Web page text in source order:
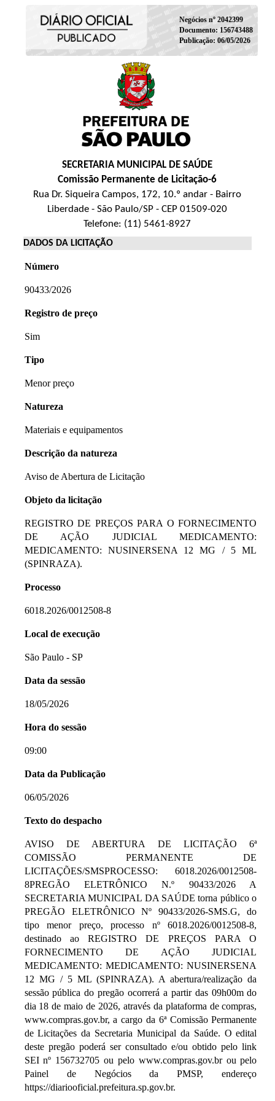
Negócios nº 2042399
Documento: 156743488
Publicação: 06/05/2026
SECRETARIA MUNICIPAL DE SAÚDE
Comissão Permanente de Licitação-6
Rua Dr. Siqueira Campos, 172, 10.º andar - Bairro
Liberdade - São Paulo/SP - CEP 01509-020
Telefone: (11) 5461-8927
DADOS DA LICITAÇÃO
Número
90433/2026
Registro de preço
Sim
Tipo
Menor preço
Natureza
Materiais e equipamentos
Descrição da natureza
Aviso de Abertura de Licitação
Objeto da licitação
REGISTRO DE PREÇOS PARA O FORNECIMENTO
DE AÇÃO JUDICIAL MEDICAMENTO:
MEDICAMENTO: NUSINERSENA 12 MG / 5 ML
(SPINRAZA).
Processo
6018.2026/0012508-8
Local de execução
São Paulo - SP
Data da sessão
18/05/2026
Hora do sessão
09:00
Data da Publicação
06/05/2026
Texto do despacho
AVISO DE ABERTURA DE LICITAÇÃO 6ª
COMISSÃO PERMANENTE DE
LICITAÇÕES/SMSPROCESSO: 6018.2026/0012508-
8PREGÃO ELETRÔNICO N.º 90433/2026 A
SECRETARIA MUNICIPAL DA SAÚDE torna público o
PREGÃO ELETRÔNICO Nº 90433/2026-SMS.G, do
tipo menor preço, processo nº 6018.2026/0012508-8,
destinado ao REGISTRO DE PREÇOS PARA O
FORNECIMENTO DE AÇÃO JUDICIAL
MEDICAMENTO: MEDICAMENTO: NUSINERSENA
12 MG / 5 ML (SPINRAZA). A abertura/realização da
sessão pública do pregão ocorrerá a partir das 09h00m do
dia 18 de maio de 2026, através da plataforma de compras,
www.compras.gov.br, a cargo da 6ª Comissão Permanente
de Licitações da Secretaria Municipal da Saúde. O edital
deste pregão poderá ser consultado e/ou obtido pelo link
SEI nº 156732705 ou pelo www.compras.gov.br ou pelo
Painel de Negócios da PMSP, endereço
https://diariooficial.prefeitura.sp.gov.br.